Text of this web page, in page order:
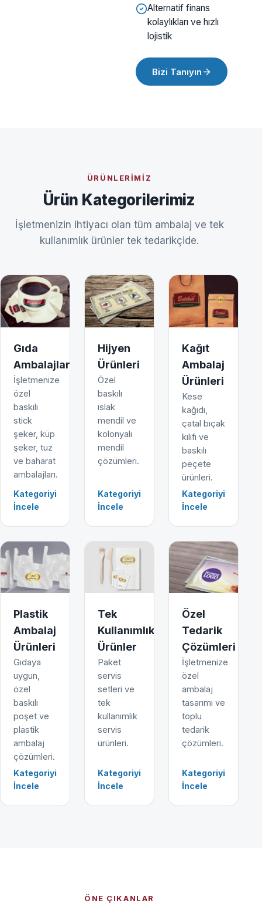
Alternatif finans
kolaylıkları ve hızlı
lojistik
Bizi Tanıyın
ÜRÜNLERIMIZ
Ürün Kategorilerimiz
İşletmenizin ihtiyacı olan tüm ambalaj ve tek
kullanımlık ürünler tek tedarikçide.
Gıda
Ambalajları
İşletmenize
özel
baskılı
stick
şeker, küp
şeker, tuz
ve baharat
ambalajları.
Kategoriyi
İncele
Hijyen
Ürünleri
Özel
baskılı
ıslak
mendil ve
kolonyalı
mendil
çözümleri.
Kategoriyi
İncele
Kağıt
Ambalaj
Ürünleri
Kese
kağıdı,
çatal bıçak
kılıfı ve
baskılı
peçete
ürünleri.
Kategoriyi
İncele
Plastik
Ambalaj
Ürünleri
Gıdaya
uygun,
özel
baskılı
poşet ve
plastik
ambalaj
çözümleri.
Kategoriyi
İncele
Tek
Kullanımlık
Ürünler
Paket
servis
setleri ve
tek
kullanımlık
servis
ürünleri.
Kategoriyi
İncele
Özel
Tedarik
Çözümleri
İşletmenize
özel
ambalaj
tasarımı ve
toplu
tedarik
çözümleri.
Kategoriyi
İncele
ÖNE ÇIKANLAR